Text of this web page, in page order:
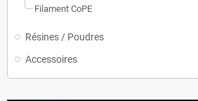
Filament CoPE
Résines / Poudres
Accessoires